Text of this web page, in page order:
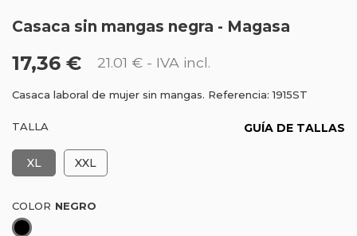
Casaca sin mangas negra - Magasa
17,36 € 21.01 € - IVA incl.
Casaca laboral de mujer sin mangas. Referencia: 1915ST
TALLA GUÍA DE TALLAS
XL XXL
COLOR
Negro